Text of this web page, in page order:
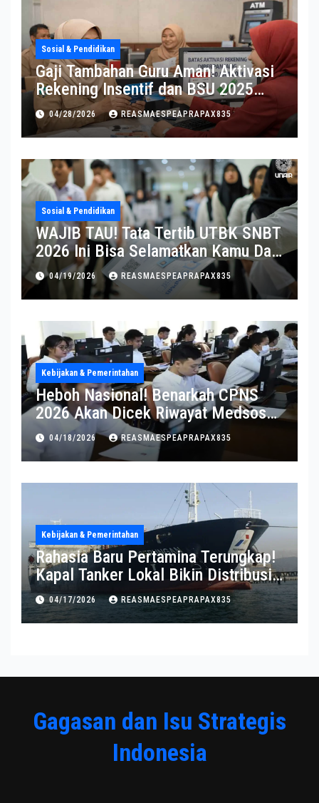
Sosial & Pendidikan
Gaji Tambahan Guru Aman! Aktivasi
Rekening Insentif dan BSU 2025
Diperpanjang
04/28/2026 REASMAESPEAPRAPAX835
Sosial & Pendidikan
WAJIB TAU! Tata Tertib UTBK SNBT
2026 Ini Bisa Selamatkan Kamu Dari
Diskualifikasi
04/19/2026 REASMAESPEAPRAPAX835
Kebijakan & Pemerintahan
Heboh Nasional! Benarkah CPNS
2026 Akan Dicek Riwayat Medsos?
Pernyataan BKN Bikin Heboh
04/18/2026 REASMAESPEAPRAPAX835
Kebijakan & Pemerintahan
Rahasia Baru Pertamina Terungkap!
Kapal Tanker Lokal Bikin Distribusi
RI Makin Kuat
04/17/2026 REASMAESPEAPRAPAX835
Gagasan dan Isu Strategis
Indonesia